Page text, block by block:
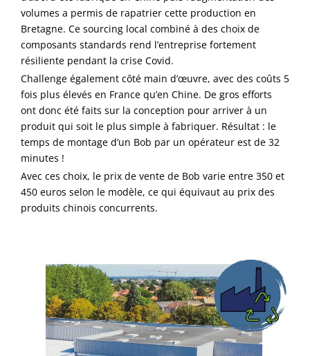
volumes a permis de rapatrier cette production en
Bretagne. Ce sourcing local combiné à des choix de
composants standards rend l’entreprise fortement
résiliente pendant la crise Covid.
Challenge également côté main d’œuvre, avec des coûts 5
fois plus élevés en France qu’en Chine. De gros efforts
ont donc été faits sur la conception pour arriver à un
produit qui soit le plus simple à fabriquer. Résultat : le
temps de montage d’un Bob par un opérateur est de 32
minutes !
Avec ces choix, le prix de vente de Bob varie entre 350 et
450 euros selon le modèle, ce qui équivaut au prix des
produits chinois concurrents.